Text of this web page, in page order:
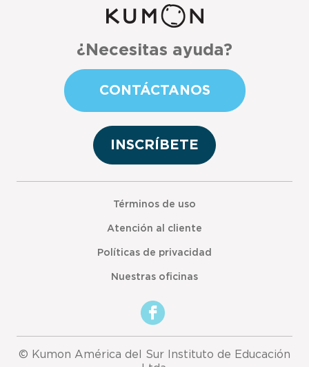
¿Necesitas ayuda?
CONTÁCTANOS
INSCRÍBETE
Términos de uso
Atención al cliente
Políticas de privacidad
Nuestras oficinas
© Kumon América del Sur Instituto de Educación